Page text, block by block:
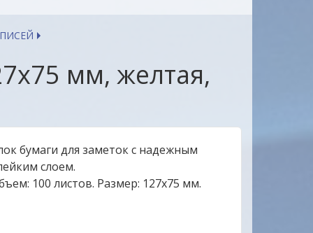
мм, желтая,
бумаги для заметок с надежным
слоем.
100 листов. Размер: 127х75 мм.